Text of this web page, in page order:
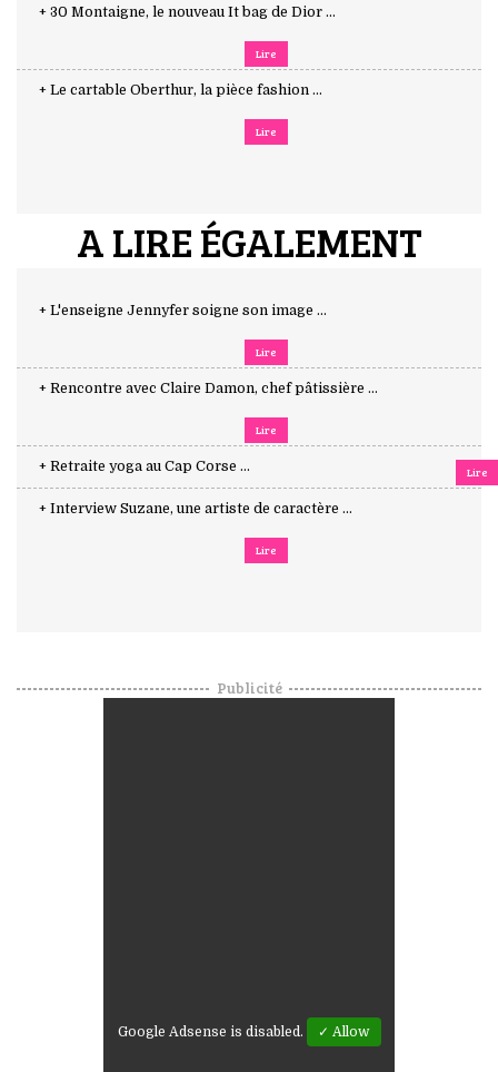
+ 30 Montaigne, le nouveau It bag de Dior ...
Lire
+ Le cartable Oberthur, la pièce fashion ...
Lire
A LIRE ÉGALEMENT
+ L'enseigne Jennyfer soigne son image ...
Lire
+ Rencontre avec Claire Damon, chef pâtissière ...
Lire
+ Retraite yoga au Cap Corse ... Lire
+ Interview Suzane, une artiste de caractère ...
Lire
Publicité
Google Adsense is disabled. ✓ Allow